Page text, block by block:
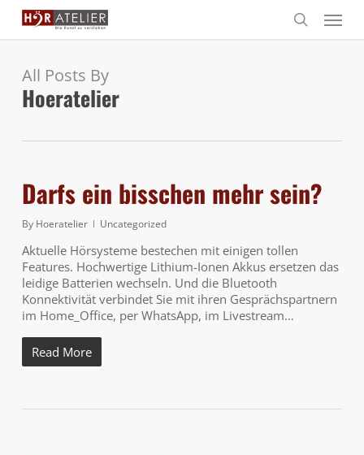
Skip
main
search
Menu
All Posts By
Hoeratelier
Darfs ein bisschen mehr sein?
By Hoeratelier Uncategorized
Aktuelle Hörsysteme bestechen mit einigen tollen
Features. Hochwertige Lithium-Ionen Akkus ersetzen das
leidige Batterien wechseln. Und die Bluetooth
Konnektivität verbindet Sie mit ihren Gesprächspartnern
im Home_Office, per WhatsApp, im Livestream…
Read More